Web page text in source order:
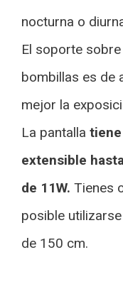
nocturna o
El soporte
bombillas es de
mejor la
La pantalla
extensible
de 11W. Tienes
posible
de 150 cm.